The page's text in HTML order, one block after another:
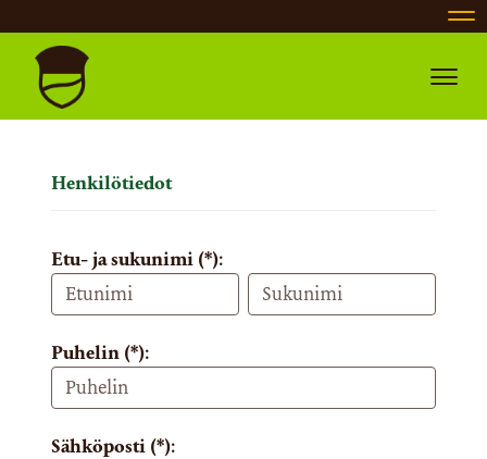
Henkilötiedot
Etu- ja sukunimi (*):
Puhelin (*):
Sähköposti (*):